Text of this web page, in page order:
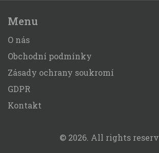
Menu
O nás
Obchodní podmínky
Zásady ochrany soukromí
GDPR
Kontakt
© 2026. All rights